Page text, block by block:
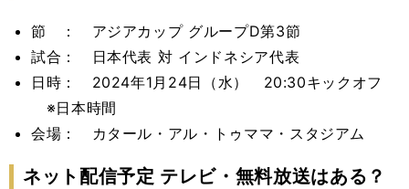
節 ： アジアカップ グループD第3節
試合： 日本代表 対 インドネシア代表
日時： 2024年1月24日（水） 20:30キックオフ
※日本時間
会場： カタール・アル・トゥママ・スタジアム
ネット配信予定 テレビ・無料放送はある？